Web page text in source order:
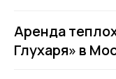
Аренда
Глухаря» в
Аренда
Речные прогулки